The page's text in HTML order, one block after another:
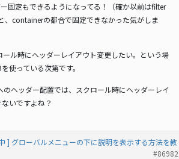
ー固定もできるようになってる！（確か以前はfilter
、containerの都合で固定できなかった気がしま
ール時にヘッダーレイアウト変更したい。という場
使っている次第です。
ヘッダー配置では、スクロール時にヘッダーレイ
いですよね？
] グローバルメニューの下に説明を表示する方法を教
#86982